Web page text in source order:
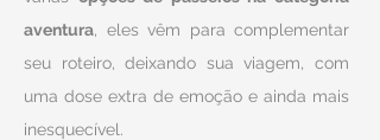
aventura, eles vêm para complementar
seu roteiro, deixando sua viagem, com
uma dose extra de emoção e ainda mais
inesquecível.